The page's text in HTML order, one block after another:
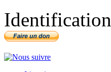
Identification